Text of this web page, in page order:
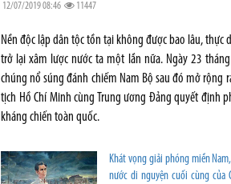
12/07/2019 08:46 11447
Nền độc lập dân tộc tồn tại không được bao lâu, thực
trở lại xâm lược nước ta một lần nữa. Ngày 23
chúng nổ súng đánh chiếm Nam Bộ sau đó mở rộng
tịch Hồ Chí Minh cùng Trung ương Đảng quyết định
kháng chiến toàn quốc.
Khát vọng giải phóng miền
nước di nguyện cuối cùng của